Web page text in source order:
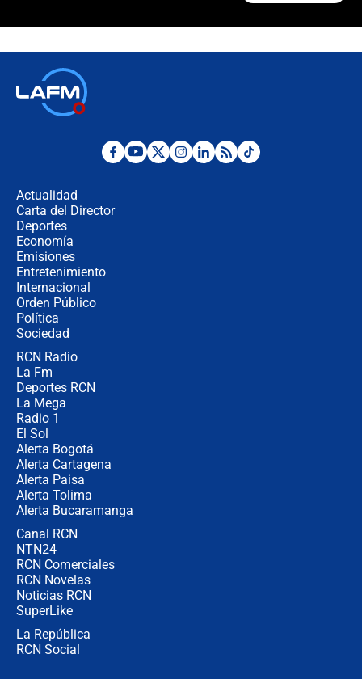
Ministro de Defensa no descarta el
Actualidad
Carta del Director
Deportes
Economía
Emisiones
Entretenimiento
Internacional
Orden Público
Política
Sociedad
RCN Radio
La Fm
Deportes RCN
La Mega
Radio 1
El Sol
Alerta Bogotá
Alerta Cartagena
Alerta Paisa
Alerta Tolima
Alerta Bucaramanga
Canal RCN
NTN24
RCN Comerciales
RCN Novelas
Noticias RCN
SuperLike
La República
RCN Social